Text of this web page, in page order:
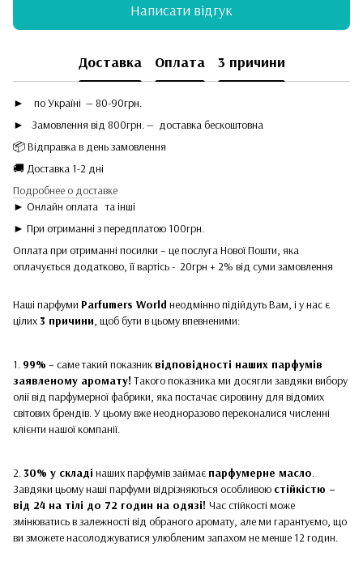
Написати відгук
Доставка Оплата 3 причини
►
по Україні — 80-90грн.
► Замовлення від 800грн. — доставка бескоштовна
📦 Відправка в день замовлення
🚚 Доставка 1-2 дні
Подробнее о доставке
► Онлайн оплата та інші
► При отриманні з передплатою 100грн.
Оплата при отриманні посилки – це послуга Нової Пошти, яка
оплачується додатково, її вартісь - 20грн + 2% від суми замовлення
Наші парфуми Parfumers World неодмінно підійдуть Вам, і у нас є
цілих3 причини , щоб бути в цьому впевненими:
1. 99% – саме такий показник відповідності наших парфумів
заявленому аромату! Такого показника ми досягли завдяки вибору
олії від парфумерної фабрики, яка постачає сировину для відомих
світових брендів. У цьому вже неодноразово переконалися численні
клієнти нашої компанії.
2. 30% у складі наших парфумів займає парфумерне масло.
Завдяки цьому наші парфуми відрізняються особливою стійкістю –
від 24 на тілі до 72 годин на одязі! Час стійкості може
змінюватись в залежності від обраного аромату, але ми гарантуємо, що
ви зможете насолоджуватися улюбленим запахом не менше 12 годин.